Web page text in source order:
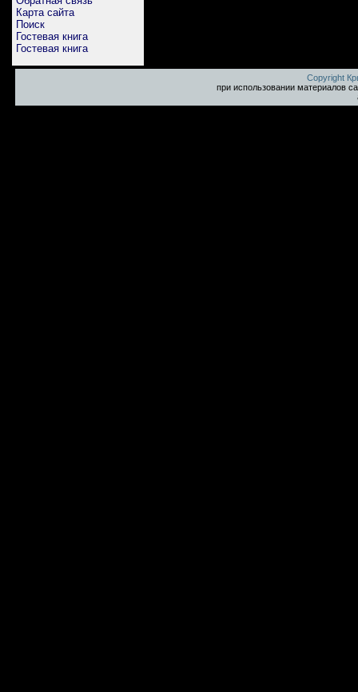
Карта сайта
Поиск
Гостевая книга
Гостевая книга
Copyright
при использовании материалов